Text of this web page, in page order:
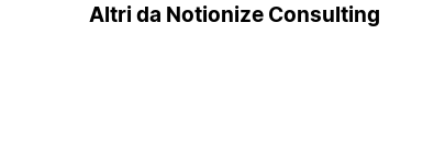
Altri da Notionize Consulting